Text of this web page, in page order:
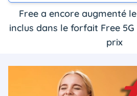
Free a encore augmenté
inclus dans le forfait Free
prix